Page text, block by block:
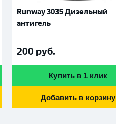
Runway 3035 Дизельный
антигель
200 руб.
Купить в 1 клик
Добавить в корзину